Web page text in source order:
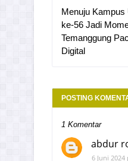
Menuju Kampus
ke-56 Jadi
Temanggung
Digital
POSTING
1 Komentar
abdur
6 Juni